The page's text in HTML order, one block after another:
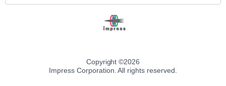
Copyright ©2026
Impress Corporation. All rights reserved.